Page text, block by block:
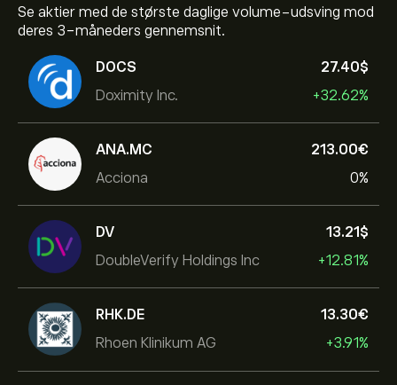
Se aktier med de største daglige volume-udsving mod
deres 3-måneders gennemsnit.
DOCS
Doximity Inc.
27.40‎$‎
+32.62%
ANA.MC
Acciona
213.00‎€‎
0%
DV
DoubleVerify Holdings Inc
13.21‎$‎
+12.81%
RHK.DE
Rhoen Klinikum AG
13.30‎€‎
+3.91%